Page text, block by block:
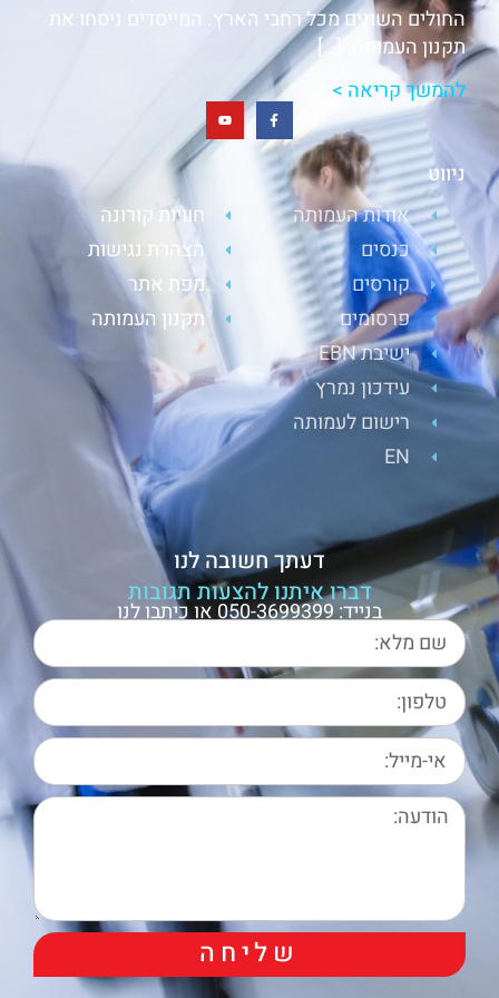
החולים השונים מכל רחבי הארץ. המייסדים ניסחו את
תקנון העמותה. […]
להמשך קריאה >
ניווט
אודות העמותה
כנסים
קורסים
פרסומים
ישיבת EBN
עידכון נמרץ
רישום לעמותה
EN
חוויות קורונה
הצהרת נגישות
מפת אתר
תקנון העמותה
דעתך חשובה לנו
דברו איתנו להצעות תגובות
בנייד: 050-3699399 או כיתבו לנו
שליחה